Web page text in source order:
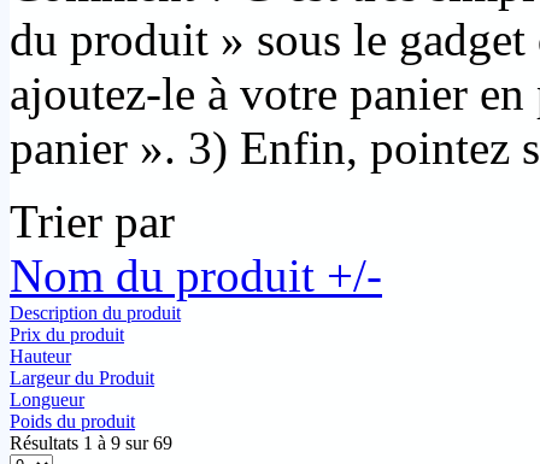
du produit » sous le
ajoutez-le à votre panier
panier ». 3) Enfin, pointez
Trier par
Nom du produit +/-
Description du produit
Prix du produit
Hauteur
Largeur du Produit
Longueur
Poids du produit
Résultats 1 à 9 sur 69